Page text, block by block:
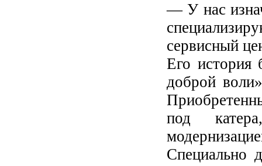
— У нас
сервисный
Его история
доброй
под
Специально